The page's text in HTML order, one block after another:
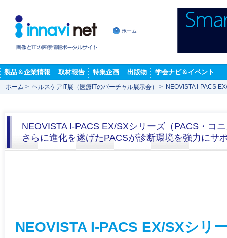
ホーム
製品＆企業情報 取材報告 特集企画 出版物 学会ナビ＆イベント
ホーム > ヘルスケアIT展（医療ITのバーチャル展示会） > NEOVISTA I-PACS
NEOVISTA I-PACS EX/SXシリーズ（PACS・コ
さらに進化を遂げたPACSが診断環境を強力にサ
NEOVISTA I-PACS EX/SXシリ